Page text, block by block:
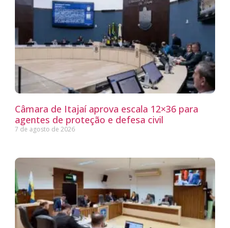
Câmara de Itajaí aprova escala 12×36 para
agentes de proteção e defesa civil
7 de agosto de 2026